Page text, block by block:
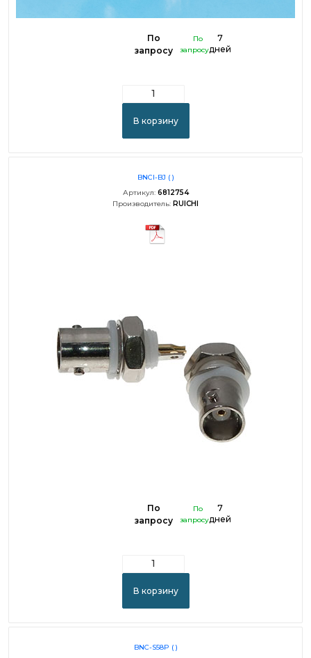
По
запросу
По
запросу
7
дней
В корзину
BNCI-BJ ( )
Артикул: 6812754
Производитель: RUICHI
По
запросу
По
запросу
7
дней
В корзину
BNC-S58P ( )